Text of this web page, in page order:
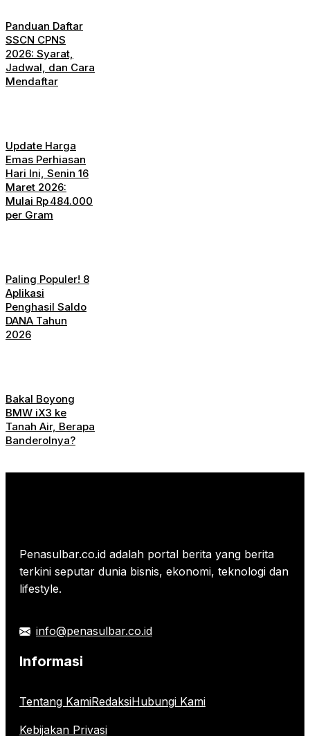
Panduan Daftar
SSCN CPNS
2026: Syarat,
Jadwal, dan Cara
Mendaftar
Update Harga
Emas Perhiasan
Hari Ini, Senin 16
Maret 2026:
Mulai Rp 484.000
per Gram
Paling Populer! 8
Aplikasi
Penghasil Saldo
DANA Tahun
2026
Bakal Boyong
BMW iX3 ke
Tanah Air, Berapa
Banderolnya?
Penasulbar.co.id adalah portal berita yang berita
terkini seputar dunia bisnis, ekonomi, teknologi dan
lifestyle.
info@penasulbar.co.id
Informasi
Tentang KamiRedaksiHubungi Kami
Kebijakan Privasi